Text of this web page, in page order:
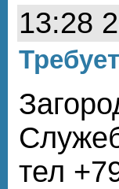
13:28
тел